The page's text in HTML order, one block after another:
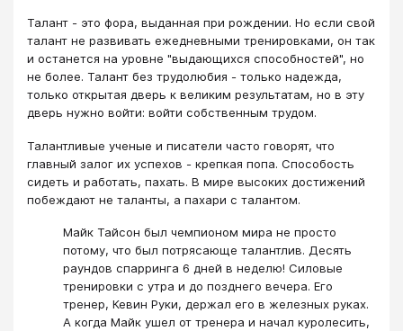
Талант - это фора, выданная при рождении. Но если свой
талант не развивать ежедневными тренировками, он так
и останется на уровне "выдающихся способностей", но
не более. Талант без трудолюбия - только надежда,
только открытая дверь к великим результатам, но в эту
дверь нужно войти: войти собственным трудом.
Талантливые ученые и писатели часто говорят, что
главный залог их успехов - крепкая попа. Способость
сидеть и работать, пахать. В мире высоких достижений
побеждают не таланты, а пахари с талантом.
Майк Тайсон был чемпионом мира не просто
потому, что был потрясающе талантлив. Десять
раундов спарринга 6 дней в неделю! Силовые
тренировки с утра и до позднего вечера. Его
тренер, Кевин Руки, держал его в железных руках.
А когда Майк ушел от тренера и начал куролесить,